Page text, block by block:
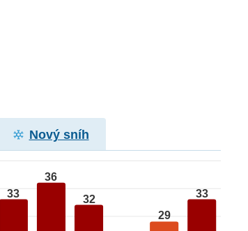
Nový sníh
33
36
32
29
33